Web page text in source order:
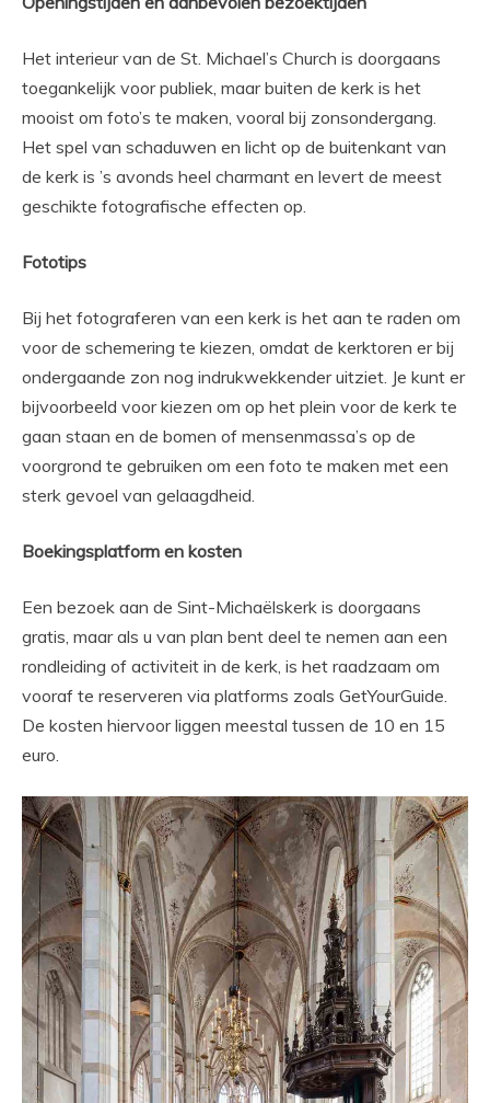
Het interieur van de St. Michael’s Church is doorgaans
toegankelijk voor publiek, maar buiten de kerk is het
mooist om foto’s te maken, vooral bij zonsondergang.
Het spel van schaduwen en licht op de buitenkant van
de kerk is ’s avonds heel charmant en levert de meest
geschikte fotografische effecten op.
Fototips
Bij het fotograferen van een kerk is het aan te raden om
voor de schemering te kiezen, omdat de kerktoren er bij
ondergaande zon nog indrukwekkender uitziet. Je kunt er
bijvoorbeeld voor kiezen om op het plein voor de kerk te
gaan staan ​​en de bomen of mensenmassa’s op de
voorgrond te gebruiken om een ​​foto te maken met een
sterk gevoel van gelaagdheid.
Boekingsplatform en kosten
Een bezoek aan de Sint-Michaëlskerk is doorgaans
gratis, maar als u van plan bent deel te nemen aan een
rondleiding of activiteit in de kerk, is het raadzaam om
vooraf te reserveren via platforms zoals GetYourGuide.
De kosten hiervoor liggen meestal tussen de 10 en 15
euro.